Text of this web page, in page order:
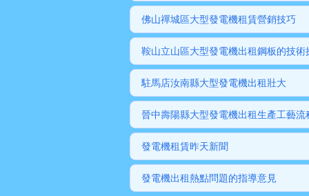
佛山禪城區大型發電機租賃營銷技巧
鞍山立山區大型發電機出租鋼板的技術
駐馬店汝南縣大型發電機出租壯大
晉中壽陽縣大型發電機出租生產工藝流
發電機租賃昨天新聞
發電機出租熱點問題的指導意見